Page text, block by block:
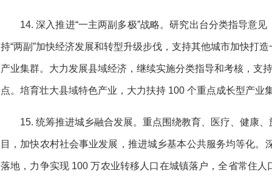
14. 深入推进“一主两副多极”战略。研究出台分类指导意
持“两副”加快经济发展和转型升级步伐，支持其他城市加快打
产业集群。大力发展县域经济，继续实施分类指导和考核，支
点。培育壮大县域特色产业，大力扶持 100 个重点成长型产业
15. 统筹推进城乡融合发展。重点围绕教育、医疗、健康
目，加快农村社会事业发展，推进城乡基本公共服务均等化。
落地，力争实现 100 万农业转移人口在城镇落户，全省常住